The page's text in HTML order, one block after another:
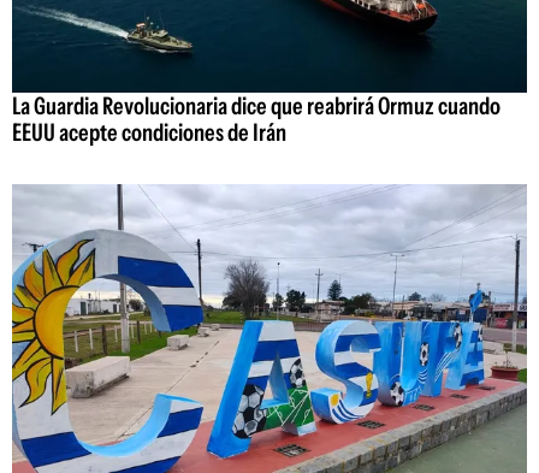
La Guardia Revolucionaria dice que reabrirá Ormuz cuando
EEUU acepte condiciones de Irán